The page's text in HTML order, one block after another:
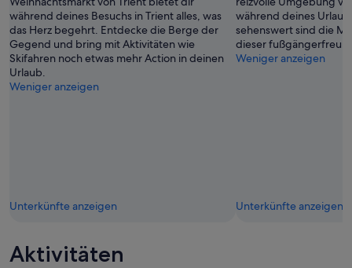
während deines Besuchs in Trient alles, was
das Herz begehrt. Entdecke die Berge der
Gegend und bring mit Aktivitäten wie
Skifahren noch etwas mehr Action in deinen
Urlaub.
Weniger anzeigen
Unterkünfte anzeigen
während deines
sehenswert sind die
dieser
Weniger anzeigen
Unterkünfte anzeigen
Aktivitäten